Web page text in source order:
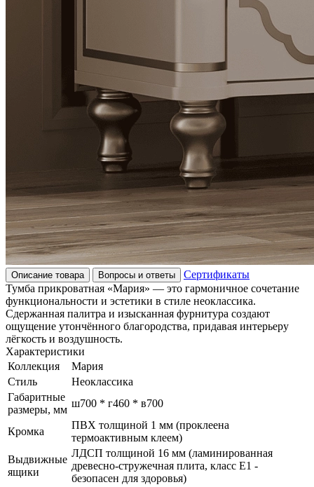
Описание товара Вопросы и ответы
Сертификаты
Тумба прикроватная «Мария» — это гармоничное сочетание
функциональности и эстетики в стиле неоклассика.
Сдержанная палитра и изысканная фурнитура создают
ощущение утончённого благородства, придавая интерьеру
лёгкость и воздушность.
Характеристики
Коллекция
Мария
Стиль
Неоклассика
Габаритные
размеры, мм
ш700 * г460 * в700
Кромка
ПВХ толщиной 1 мм (проклеена
термоактивным клеем)
Выдвижные
ящики
ЛДСП толщиной 16 мм (ламинированная
древесно-стружечная плита, класс E1 -
безопасен для здоровья)